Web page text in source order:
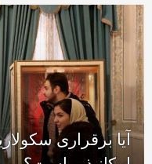
آیا برقراری